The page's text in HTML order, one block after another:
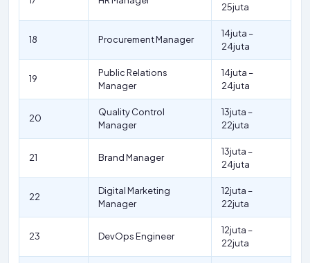
25juta
18 Procurement Manager
14juta –
24juta
19
Public Relations
Manager
14juta –
24juta
20
Quality Control
Manager
13juta –
22juta
21 Brand Manager
13juta –
24juta
22
Digital Marketing
Manager
12juta –
22juta
23 DevOps Engineer
12juta –
22juta